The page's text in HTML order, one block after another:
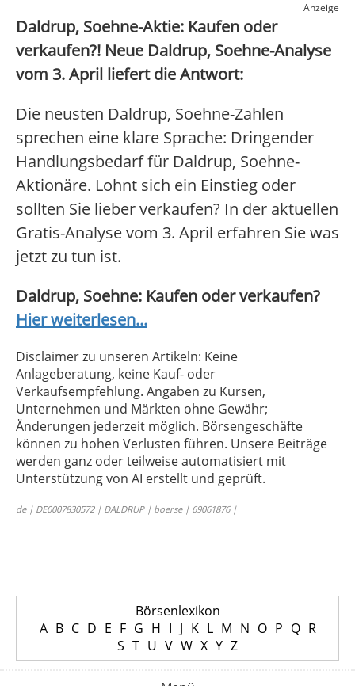
Anzeige
Daldrup, Soehne-Aktie: Kaufen oder
verkaufen?! Neue Daldrup, Soehne-Analyse
vom 3. April liefert die Antwort:
Die neusten Daldrup, Soehne-Zahlen
sprechen eine klare Sprache: Dringender
Handlungsbedarf für Daldrup, Soehne-
Aktionäre. Lohnt sich ein Einstieg oder
sollten Sie lieber verkaufen? In der aktuellen
Gratis-Analyse vom 3. April erfahren Sie was
jetzt zu tun ist.
Daldrup, Soehne: Kaufen oder verkaufen?
Hier weiterlesen...
Disclaimer zu unseren Artikeln: Keine
Anlageberatung, keine Kauf- oder
Verkaufsempfehlung. Angaben zu Kursen,
Unternehmen und Märkten ohne Gewähr;
Änderungen jederzeit möglich. Börsengeschäfte
können zu hohen Verlusten führen. Unsere Beiträge
werden ganz oder teilweise automatisiert mit
Unterstützung von AI erstellt und geprüft.
de | DE0007830572 | DALDRUP | boerse | 69061876 |
Börsenlexikon
A B C D E F G H I J K L M N O P Q R
S T U V W X Y Z